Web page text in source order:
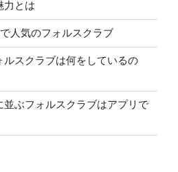
力とは
人気のフォルスクラブ
ルスクラブは何をしているの
並ぶフォルスクラブはアプリで